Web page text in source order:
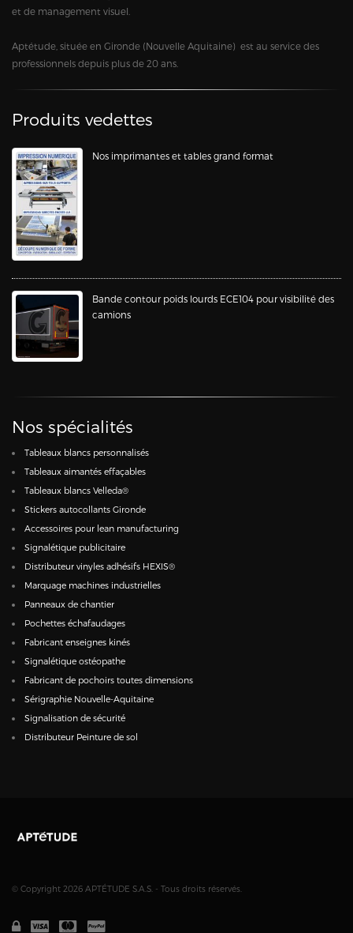
et de management visuel.
Aptétude, située en Gironde (Nouvelle Aquitaine) est au service des
professionnels depuis plus de 20 ans.
Produits vedettes
Nos imprimantes et tables grand format
Bande contour poids lourds ECE104 pour visibilité des
camions
Nos spécialités
Tableaux blancs personnalisés
Tableaux aimantés effaçables
Tableaux blancs Velleda®
Stickers autocollants Gironde
Accessoires pour lean manufacturing
Signalétique publicitaire
Distributeur vinyles adhésifs HEXIS®
Marquage machines industrielles
Panneaux de chantier
Pochettes échafaudages
Fabricant enseignes kinés
Signalétique ostéopathe
Fabricant de pochoirs toutes dimensions
Sérigraphie Nouvelle-Aquitaine
Signalisation de sécurité
Distributeur Peinture de sol
© Copyright 2026 APTÉTUDE S.A.S. - Tous droits réservés.